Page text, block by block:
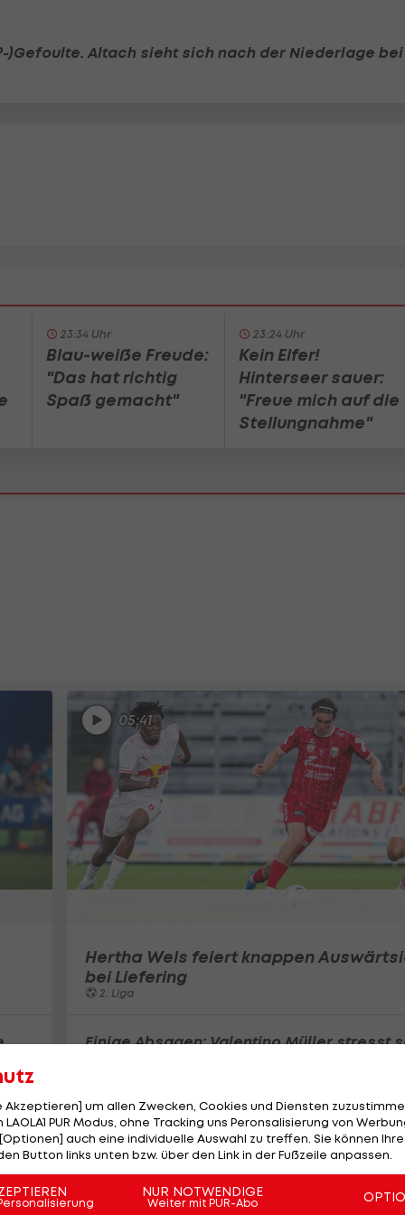
)Gefoulte. Altach sieht sich nach der Niederlage
23:34 Uhr
Blau-weiße Freude:
"Das hat richtig
Spaß gemacht"
23:24 Uhr
Kein Elfer!
Hinterseer sauer:
"Freue mich auf die
Stellungnahme"
6
05:41
Hertha Wels feiert knappen
bei Liefering
2. Liga
Einige Absagen: Valentino Müller stresst
Akzeptieren] um allen Zwecken, Cookies und Diensten
PUR Modus, ohne Tracking uns Peronsalisierung von
auch eine individuelle Auswahl zu treffen. Sie können
Button links unten bzw. über den Link in der Fußzeile anpassen.
NUR NOTWENDIGE
Weiter mit PUR-Abo